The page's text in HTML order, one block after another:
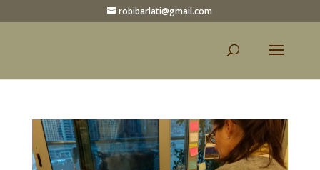
robibarlati@gmail.com